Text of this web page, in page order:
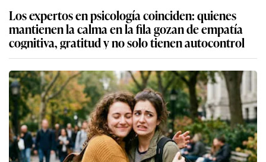
Los expertos en psicología coinciden: quienes
mantienen la calma en la fila gozan de empatía
cognitiva, gratitud y no solo tienen autocontrol